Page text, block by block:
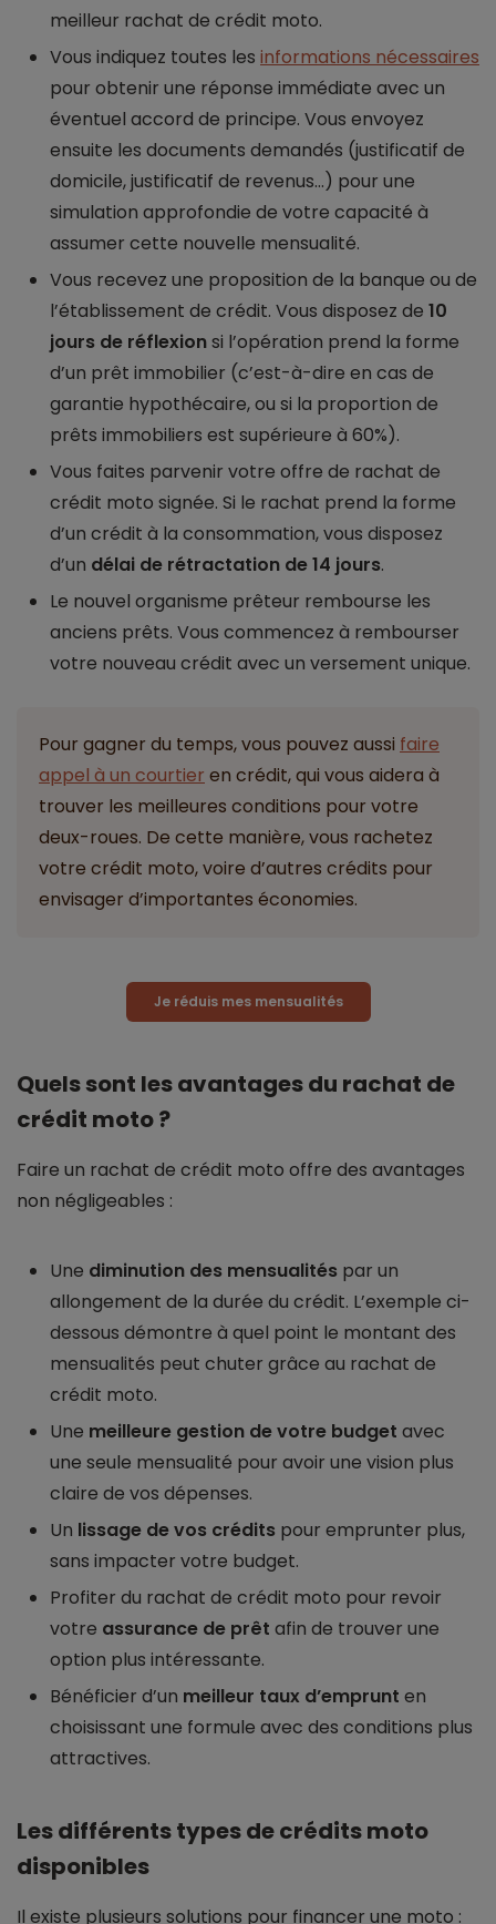
meilleur rachat de crédit moto.
Vous indiquez toutes les informations nécessaires
pour obtenir une réponse immédiate avec un
éventuel accord de principe. Vous envoyez
ensuite les documents demandés (justificatif de
domicile, justificatif de revenus...) pour une
simulation approfondie de votre capacité à
assumer cette nouvelle mensualité.
Vous recevez une proposition de la banque ou de
l’établissement de crédit. Vous disposez de 10
jours de réflexionsi l’opération prend la forme
d’un prêt immobilier (c’est-à-dire en cas de
garantie hypothécaire, ou si la proportion de
prêts immobiliers est supérieure à 60%).
Vous faites parvenir votre offre de rachat de
crédit moto signée. Si le rachat prend la forme
d’un crédit à la consommation, vous disposez
d’un délai de rétractation de 14 jours.
Le nouvel organisme prêteur rembourse les
anciens prêts. Vous commencez à rembourser
votre nouveau crédit avec un versement unique.
Pour gagner du temps, vous pouvez aussi faire
appel à un courtier en crédit, qui vous aidera à
trouver les meilleures conditions pour votre
deux-roues. De cette manière, vous rachetez
votre crédit moto, voire d’autres crédits pour
envisager d’importantes économies.
Je réduis mes mensualités
Quels sont les avantages du rachat de
crédit moto ?
Faire un rachat de crédit moto offre des avantages
non négligeables :
Une diminution des mensualités par un
allongement de la durée du crédit. L’exemple ci-
dessous démontre à quel point le montant des
mensualités peut chuter grâce au rachat de
crédit moto.
Une meilleure gestion de votre budget avec
une seule mensualité pour avoir une vision plus
claire de vos dépenses.
Un lissage de vos crédits pour emprunter plus,
sans impacter votre budget.
Profiter du rachat de crédit moto pour revoir
votre assurance de prêt afin de trouver une
option plus intéressante.
Bénéficier d’un meilleur taux d’emprunt en
choisissant une formule avec des conditions plus
attractives.
Les différents types de crédits moto
disponibles
Il existe plusieurs solutions pour financer une moto :